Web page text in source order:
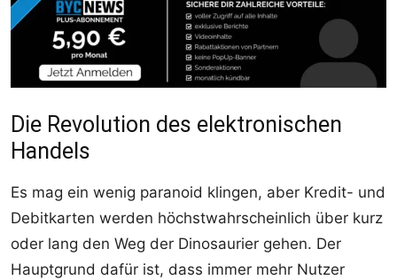
Die Revolution des elektronischen
Handels
Es mag ein wenig paranoid klingen, aber Kredit- und
Debitkarten werden höchstwahrscheinlich über kurz
oder lang den Weg der Dinosaurier gehen. Der
Hauptgrund dafür ist, dass immer mehr Nutzer